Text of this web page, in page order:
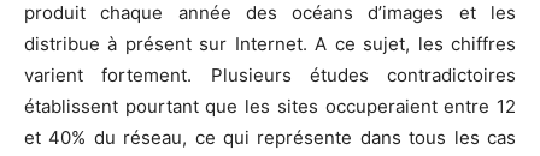
produit chaque année des océans d’images et les
distribue à présent sur Internet. A ce sujet, les chiffres
varient fortement. Plusieurs études contradictoires
établissent pourtant que les sites occuperaient entre 12
et 40% du réseau, ce qui représente dans tous les cas